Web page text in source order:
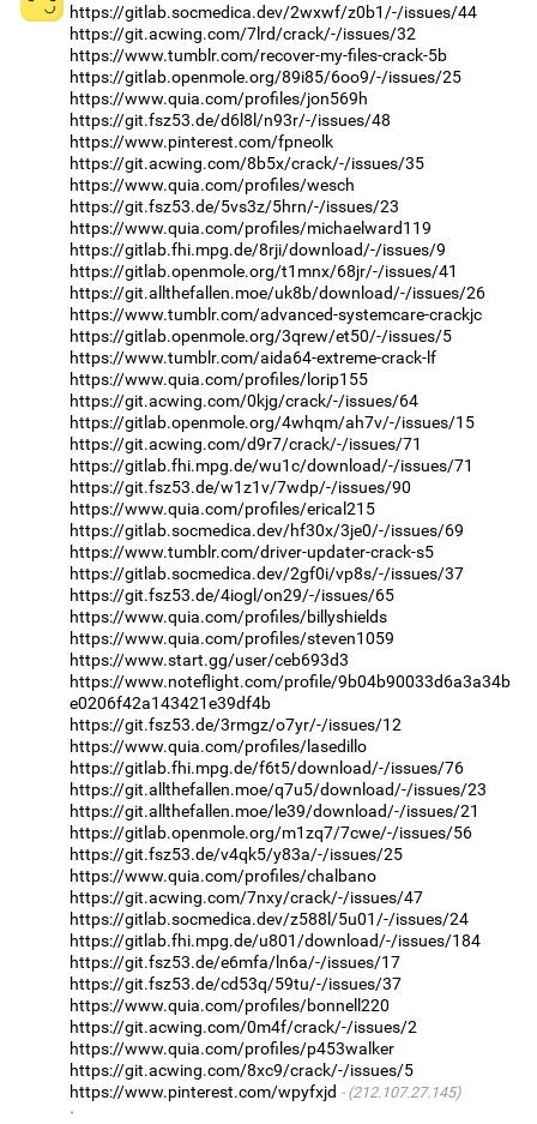
https://gitlab.socmedica.dev/2wxwf/z0b1/-/issues/44
https://git.acwing.com/7lrd/crack/-/issues/32
https://www.tumblr.com/recover-my-files-crack-5b
https://gitlab.openmole.org/89i85/6oo9/-/issues/25
https://www.quia.com/profiles/jon569h
https://git.fsz53.de/d6l8l/n93r/-/issues/48
https://www.pinterest.com/fpneolk
https://git.acwing.com/8b5x/crack/-/issues/35
https://www.quia.com/profiles/wesch
https://git.fsz53.de/5vs3z/5hrn/-/issues/23
https://www.quia.com/profiles/michaelward119
https://gitlab.fhi.mpg.de/8rji/download/-/issues/9
https://gitlab.openmole.org/t1mnx/68jr/-/issues/41
https://git.allthefallen.moe/uk8b/download/-/issues/26
https://www.tumblr.com/advanced-systemcare-crackjc
https://gitlab.openmole.org/3qrew/et50/-/issues/5
https://www.tumblr.com/aida64-extreme-crack-lf
https://www.quia.com/profiles/lorip155
https://git.acwing.com/0kjg/crack/-/issues/64
https://gitlab.openmole.org/4whqm/ah7v/-/issues/15
https://git.acwing.com/d9r7/crack/-/issues/71
https://gitlab.fhi.mpg.de/wu1c/download/-/issues/71
https://git.fsz53.de/w1z1v/7wdp/-/issues/90
https://www.quia.com/profiles/erical215
https://gitlab.socmedica.dev/hf30x/3je0/-/issues/69
https://www.tumblr.com/driver-updater-crack-s5
https://gitlab.socmedica.dev/2gf0i/vp8s/-/issues/37
https://git.fsz53.de/4iogl/on29/-/issues/65
https://www.quia.com/profiles/billyshields
https://www.quia.com/profiles/steven1059
https://www.start.gg/user/ceb693d3
https://www.noteflight.com/profile/9b04b90033d6a3a34b
e0206f42a143421e39df4b
https://git.fsz53.de/3rmgz/o7yr/-/issues/12
https://www.quia.com/profiles/lasedillo
https://gitlab.fhi.mpg.de/f6t5/download/-/issues/76
https://git.allthefallen.moe/q7u5/download/-/issues/23
https://git.allthefallen.moe/le39/download/-/issues/21
https://gitlab.openmole.org/m1zq7/7cwe/-/issues/56
https://git.fsz53.de/v4qk5/y83a/-/issues/25
https://www.quia.com/profiles/chalbano
https://git.acwing.com/7nxy/crack/-/issues/47
https://gitlab.socmedica.dev/z588l/5u01/-/issues/24
https://gitlab.fhi.mpg.de/u801/download/-/issues/184
https://git.fsz53.de/e6mfa/ln6a/-/issues/17
https://git.fsz53.de/cd53q/59tu/-/issues/37
https://www.quia.com/profiles/bonnell220
https://git.acwing.com/0m4f/crack/-/issues/2
https://www.quia.com/profiles/p453walker
https://git.acwing.com/8xc9/crack/-/issues/5
https://www.pinterest.com/wpyfxjd
(212.107.27.145)
·